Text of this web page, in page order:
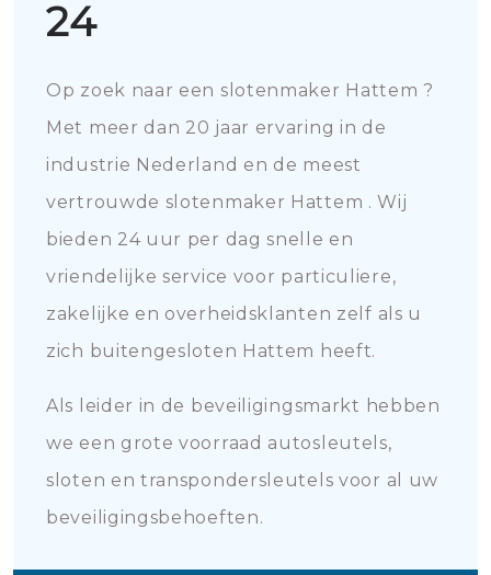
24
Op zoek naar een slotenmaker Hattem ?
Met meer dan 20 jaar ervaring in de
industrie Nederland en de meest
vertrouwde slotenmaker Hattem . Wij
bieden 24 uur per dag snelle en
vriendelijke service voor particuliere,
zakelijke en overheidsklanten zelf als u
zich buitengesloten Hattem heeft.
Als leider in de beveiligingsmarkt hebben
we een grote voorraad autosleutels,
sloten en transpondersleutels voor al uw
beveiligingsbehoeften.